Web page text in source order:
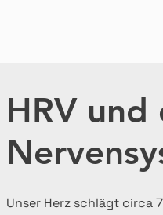
HRV
Unser Herz schlägt circa